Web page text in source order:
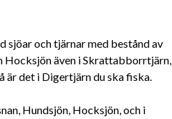
sjöar och tjärnar med bestånd av
Hocksjön även i Skrattabborrtjärn,
är det i Digertjärn du ska fiska.
Hundsjön, Hocksjön, och i